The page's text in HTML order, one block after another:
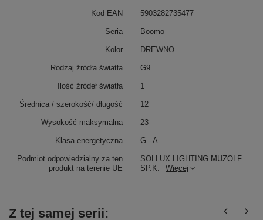
Podmiot odpowiedzialny za ten
produkt na terenie UE
SOLLUX LIGHTING MUZOLF
SP.K.
Więcej
Kod EAN 5903282735477
Seria Boomo
Kolor DREWNO
Rodzaj źródła światła G9
Ilość źródeł światła 1
Średnica / szerokość/ długość 12
Wysokość maksymalna 23
Klasa energetyczna G - A
Z tej samej serii: